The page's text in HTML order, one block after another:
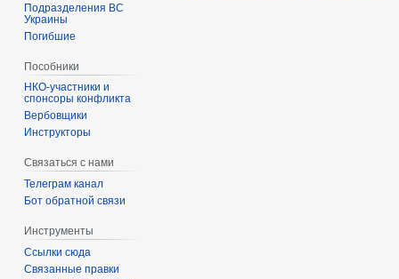
Подразделения ВС
Украины
Погибшие
Пособники
спонсоры конфликта
‏‎Вербовщики
Инструкторы
Связаться с нами
Телеграм канал
Бот обратной связи
Инструменты
Ссылки сюда
Связанные правки